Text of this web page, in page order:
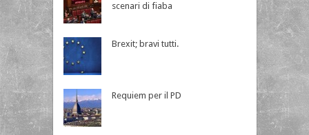
scenari di fiaba
Brexit; bravi tutti.
Requiem per il PD